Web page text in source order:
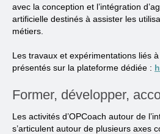
avec la conception et l’intégration
artificielle destinés à assister les
métiers.
Les travaux et expérimentations liés
présentés sur la plateforme dédiée :
Former, développer,
Les activités d’OPCoach autour de
s’articulent autour de plusieurs axes